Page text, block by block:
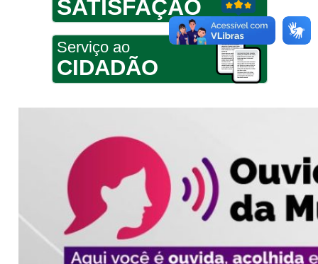
SATISFAÇÃO
Serviço ao
CIDADÃO